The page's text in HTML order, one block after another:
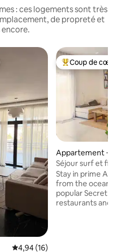
: ces logements sont très
de propreté et
encore.
Évaluation moyenne sur la
4,94 (16)
Coups de cœur
Coup de cœur
Appartement ⋅
Séjour surf et
Stay in prime
from the ocean
popular Secret
restaurants and